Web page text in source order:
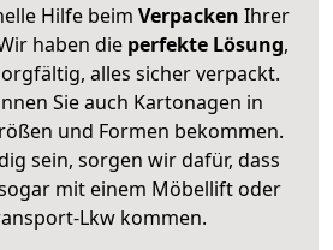
Hilfe beim Verpacken Ihrer
haben die perfekte Lösung,
alles sicher verpackt.
Sie auch Kartonagen in
und Formen bekommen.
sein, sorgen wir dafür, dass
mit einem Möbellift oder
Lkw kommen.